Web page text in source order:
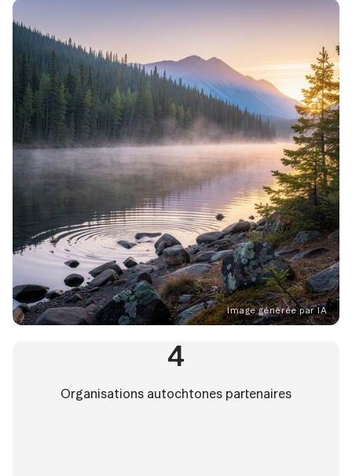
Image générée par IA
4
Organisations autochtones partenaires